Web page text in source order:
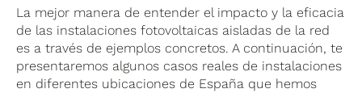
La mejor manera de entender el impacto y la eficacia
de las instalaciones fotovoltaicas aisladas de la red
es a través de ejemplos concretos. A continuación, te
presentaremos algunos casos reales de instalaciones
en diferentes ubicaciones de España que hemos